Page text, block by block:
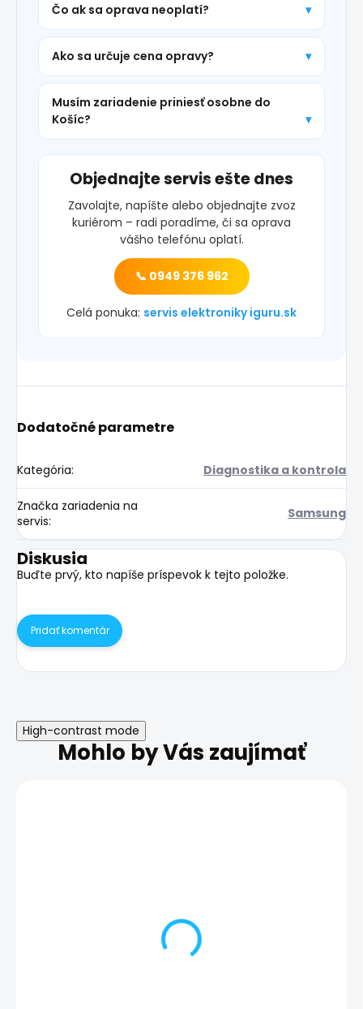
Čo ak sa oprava neoplatí?
Ako sa určuje cena opravy?
Musím zariadenie priniesť osobne do
Košíc?
Objednajte servis ešte dnes
Zavolajte, napíšte alebo objednajte zvoz
kuriérom – radi poradíme, či sa oprava
vášho telefónu oplatí.
📞 0949 376 962
Celá ponuka: servis elektroniky iguru.sk
Dodatočné parametre
Kategória: Diagnostika a kontrola
Značka zariadenia na
servis: Samsung
Diskusia
Buďte prvý, kto napíše príspevok k tejto položke.
Pridať komentár
High-contrast mode
Mohlo by Vás zaujímať
Zálohovanie telefónu |